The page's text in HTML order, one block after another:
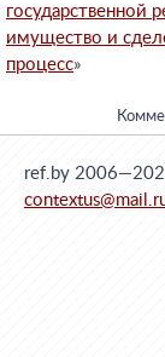
государственной
имущество и
процесс»
ref.by